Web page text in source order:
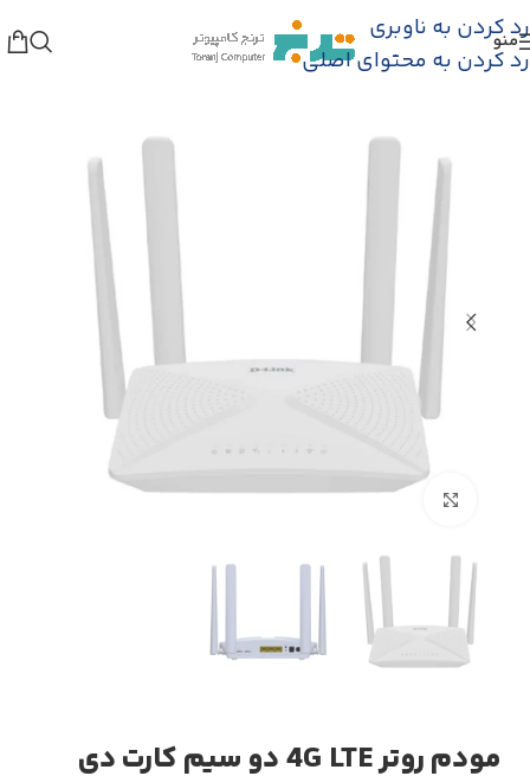
رد کردن به ناوبری
رد کردن به محتوای اصلی
منو
/فروشگاه/تجهیزات اکتیو شبکه/مودم
بزرگنمایی تصویر
مودم روتر 4G LTE دو سیم کارت دی